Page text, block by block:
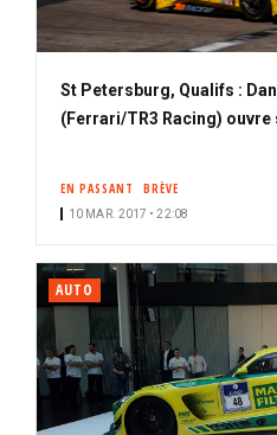
St Petersburg, Qualifs :
(Ferrari/TR3 Racing)
EN PASSANT BRÈVE
10 MAR. 2017 • 22:08
AUTO